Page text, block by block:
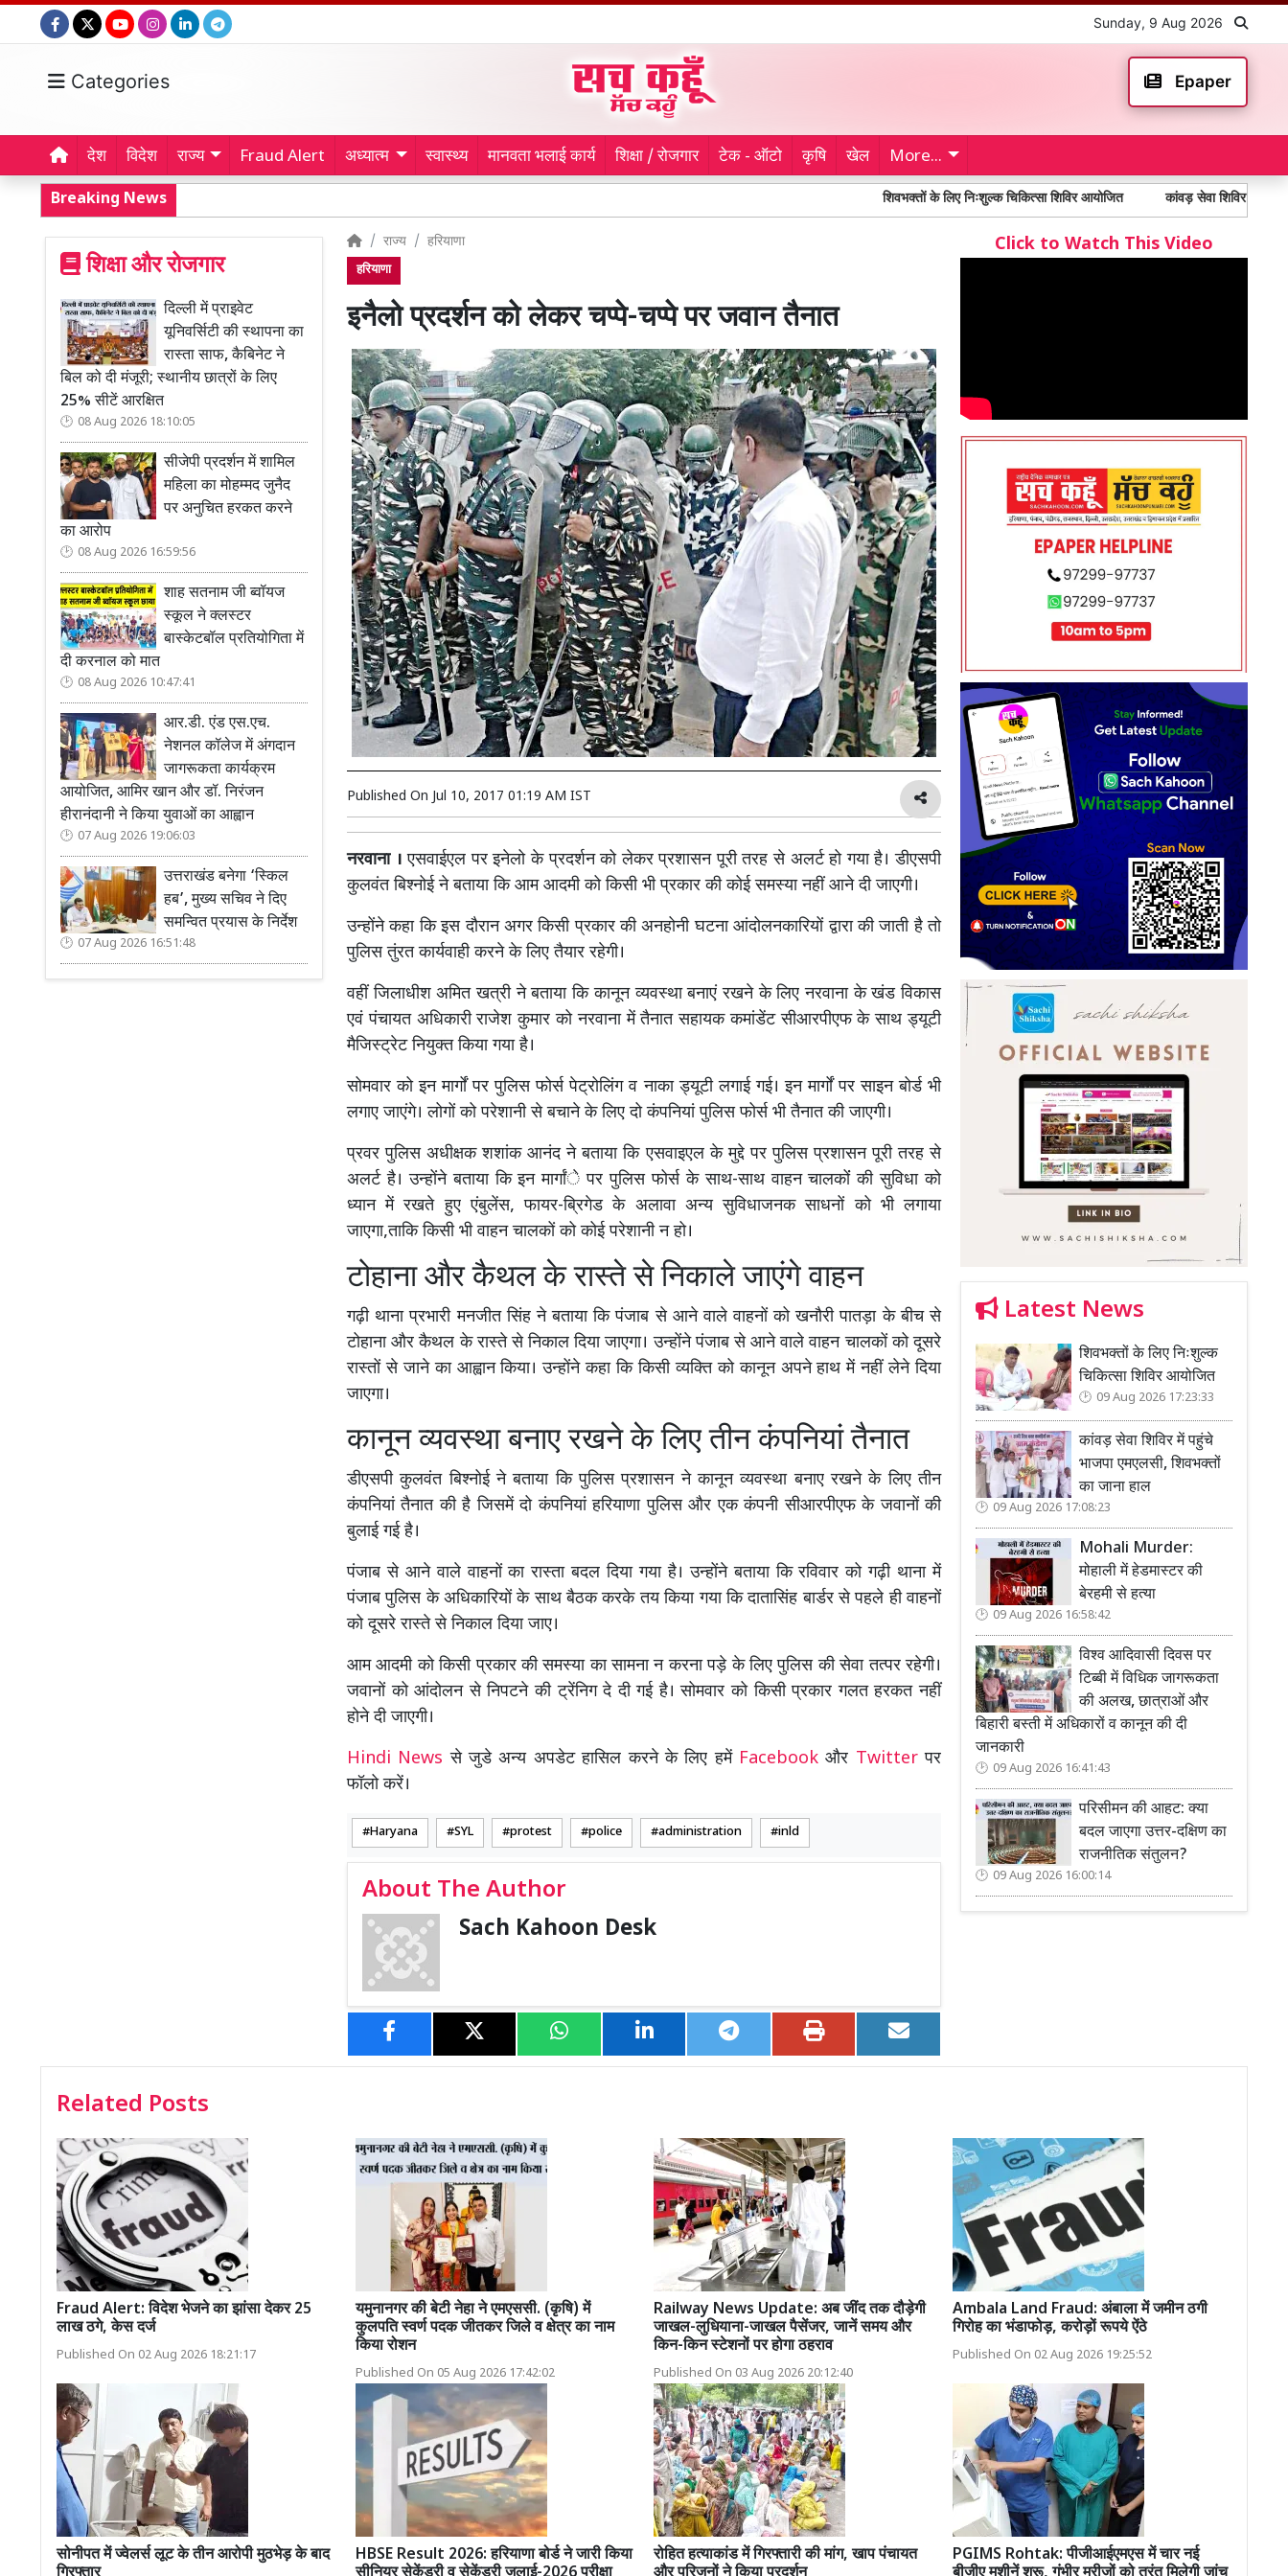
Sunday, 9 Aug 2026
Categories Epaper
देश विदेश राज्य Fraud Alert अध्यात्म स्वास्थ्य मानवता भलाई कार्य शिक्षा / रोजगार टेक - ऑटो कृषि खेल More...
Breaking News शिवभक्तों के लिए निःशुल्क चिकित्सा शिविर आयोजित कांवड़ सेवा शिविर में पहुंचे भाजपा
शिक्षा और रोजगार
दिल्ली में प्राइवेट
यूनिवर्सिटी की स्थापना का
रास्ता साफ, कैबिनेट ने
बिल को दी मंजूरी; स्थानीय छात्रों के लिए
25% सीटें आरक्षित
08 Aug 2026 18:10:05
सीजेपी प्रदर्शन में शामिल
महिला का मोहम्मद जुनैद
पर अनुचित हरकत करने
का आरोप
08 Aug 2026 16:59:56
शाह सतनाम जी ब्वॉयज
स्कूल ने क्लस्टर
बास्केटबॉल प्रतियोगिता में
दी करनाल को मात
08 Aug 2026 10:47:41
आर.डी. एंड एस.एच.
नेशनल कॉलेज में अंगदान
जागरूकता कार्यक्रम
आयोजित, आमिर खान और डॉ. निरंजन
हीरानंदानी ने किया युवाओं का आह्वान
07 Aug 2026 19:06:03
उत्तराखंड बनेगा ‘स्किल
हब’, मुख्य सचिव ने दिए
समन्वित प्रयास के निर्देश
07 Aug 2026 16:51:48
राज्य हरियाणा
हरियाणा
इनैलो प्रदर्शन को लेकर चप्पे-चप्पे पर जवान तैनात
Published On Jul 10, 2017 01:19 AM IST
नरवाना । एसवाईएल पर इनेलो के प्रदर्शन को लेकर प्रशासन पूरी तरह से अलर्ट हो गया है। डीएसपी
कुलवंत बिश्नोई ने बताया कि आम आदमी को किसी भी प्रकार की कोई समस्या नहीं आने दी जाएगी।
उन्होंने कहा कि इस दौरान अगर किसी प्रकार की अनहोनी घटना आंदोलनकारियों द्वारा की जाती है तो
पुलिस तुंरत कार्यवाही करने के लिए तैयार रहेगी।
वहीं जिलाधीश अमित खत्री ने बताया कि कानून व्यवस्था बनाएं रखने के लिए नरवाना के खंड विकास
एवं पंचायत अधिकारी राजेश कुमार को नरवाना में तैनात सहायक कमांडेंट सीआरपीएफ के साथ ड्यूटी
मैजिस्ट्रेट नियुक्त किया गया है।
सोमवार को इन मार्गों पर पुलिस फोर्स पेट्रोलिंग व नाका ड्यूटी लगाई गई। इन मार्गों पर साइन बोर्ड भी
लगाए जाएंगे। लोगों को परेशानी से बचाने के लिए दो कंपनियां पुलिस फोर्स भी तैनात की जाएगी।
प्रवर पुलिस अधीक्षक शशांक आनंद ने बताया कि एसवाइएल के मुद्दे पर पुलिस प्रशासन पूरी तरह से
अलर्ट है। उन्होंने बताया कि इन मार्गांे पर पुलिस फोर्स के साथ-साथ वाहन चालकोंं की सुविधा को
ध्यान में रखते हुए एंबुलेंस, फायर-ब्रिगेड के अलावा अन्य सुविधाजनक साधनों को भी लगाया
जाएगा,ताकि किसी भी वाहन चालकों को कोई परेशानी न हो।
टोहाना और कैथल के रास्ते से निकाले जाएंगे वाहन
गढ़ी थाना प्रभारी मनजीत सिंह ने बताया कि पंजाब से आने वाले वाहनों को खनौरी पातड़ा के बीच से
टोहाना और कैथल के रास्ते से निकाल दिया जाएगा। उन्होंने पंजाब से आने वाले वाहन चालकों को दूसरे
रास्तों से जाने का आह्वान किया। उन्होंने कहा कि किसी व्यक्ति को कानून अपने हाथ में नहीं लेने दिया
जाएगा।
कानून व्यवस्था बनाए रखने के लिए तीन कंपनियां तैनात
डीएसपी कुलवंत बिश्नोई ने बताया कि पुलिस प्रशासन ने कानून व्यवस्था बनाए रखने के लिए तीन
कंपनियां तैनात की है जिसमें दो कंपनियां हरियाणा पुलिस और एक कंपनी सीआरपीएफ के जवानों की
बुलाई गई है।
पंजाब से आने वाले वाहनों का रास्ता बदल दिया गया है। उन्होंने बताया कि रविवार को गढ़ी थाना में
पंजाब पुलिस के अधिकारियों के साथ बैठक करके तय किया गया कि दातासिंह बार्डर से पहले ही वाहनों
को दूसरे रास्ते से निकाल दिया जाए।
आम आदमी को किसी प्रकार की समस्या का सामना न करना पड़े के लिए पुलिस की सेवा तत्पर रहेगी।
जवानों को आंदोलन से निपटने की ट्रेंनिग दे दी गई है। सोमवार को किसी प्रकार गलत हरकत नहीं
होने दी जाएगी।
Hindi Newsसे जुडे अन्य अपडेट हासिल करने के लिए हमें Facebookऔर Twitterपर
फॉलो करें।
Haryana SYL protest police administration inld
About The Author
Sach Kahoon Desk
Click to Watch This Video
Latest News
शिवभक्तों के लिए निःशुल्क
चिकित्सा शिविर आयोजित
09 Aug 2026 17:23:33
कांवड़ सेवा शिविर में पहुंचे
भाजपा एमएलसी, शिवभक्तों
का जाना हाल
09 Aug 2026 17:08:23
Mohali Murder:
मोहाली में हेडमास्टर की
बेरहमी से हत्या
09 Aug 2026 16:58:42
विश्व आदिवासी दिवस पर
टिब्बी में विधिक जागरूकता
की अलख, छात्राओं और
बिहारी बस्ती में अधिकारों व कानून की दी
जानकारी
09 Aug 2026 16:41:43
परिसीमन की आहट: क्या
बदल जाएगा उत्तर-दक्षिण का
राजनीतिक संतुलन?
09 Aug 2026 16:00:14
Related Posts
Fraud Alert: विदेश भेजने का झांसा देकर 25
लाख ठगे, केस दर्ज
Published On 02 Aug 2026 18:21:17
यमुनानगर की बेटी नेहा ने एमएससी. (कृषि) में
कुलपति स्वर्ण पदक जीतकर जिले व क्षेत्र का नाम
किया रोशन
Published On 05 Aug 2026 17:42:02
Railway News Update: अब जींद तक दौड़ेगी
जाखल-लुधियाना-जाखल पैसेंजर, जानें समय और
किन-किन स्टेशनों पर होगा ठहराव
Published On 03 Aug 2026 20:12:40
Ambala Land Fraud: अंबाला में जमीन ठगी
गिरोह का भंडाफोड़, करोड़ों रूपये ऐंठे
Published On 02 Aug 2026 19:25:52
सोनीपत में ज्वेलर्स लूट के तीन आरोपी मुठभेड़ के बाद
HBSE Result 2026: हरियाणा बोर्ड ने जारी किया
रोहित हत्याकांड में गिरफ्तारी की मांग, खाप पंचायत
PGIMS Rohtak: पीजीआईएमएस में चार नई